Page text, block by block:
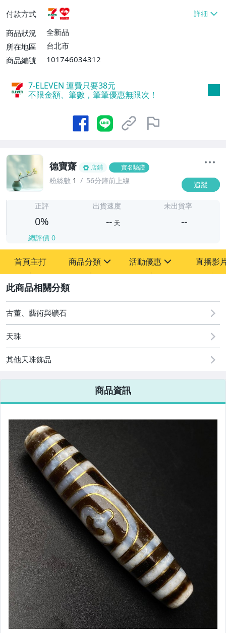
貨付款【免運費】
付款方式
商品狀況
全新品
所在地區
台北市
商品編號
101746034312
7-ELEVEN 運費只要38元
不限金額、筆數，筆筆優惠無限次！
德寶齋 店鋪 實名驗證
粉絲數 1 56分鐘前上線 追蹤
-
正評
0%
總評價 0
出貨速度
-- 天
未出貨率
--
首頁主打 商品分類
其它
活動優惠
[全店] 追蹤本賣場立減60元【粉絲轉享】
直播影
古董、藝術與礦石
天珠
其他天珠飾品
商品資訊